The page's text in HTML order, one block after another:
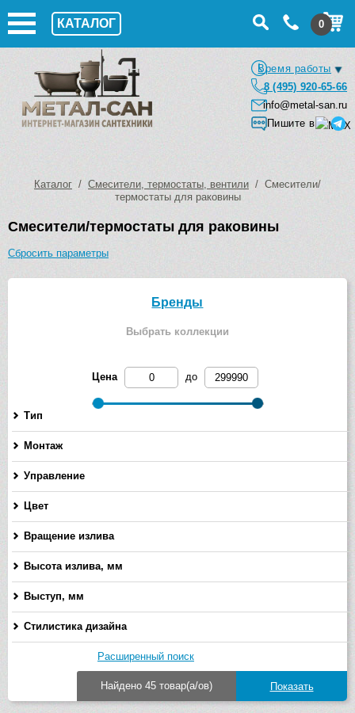
КАТАЛОГ 0
Время работы
8 (495) 920-65-66
info@metal-san.ru
Пишите в
Каталог / Смесители, термостаты, вентили / Смесители/
термостаты для раковины
Смесители/термостаты для раковины
Сбросить параметры
Бренды
Выбрать коллекции
Цена до
Тип
Монтаж
Управление
Цвет
Вращение излива
Высота излива, мм
Выступ, мм
Стилистика дизайна
Расширенный поиск
Найдено 45 товар(а/ов)